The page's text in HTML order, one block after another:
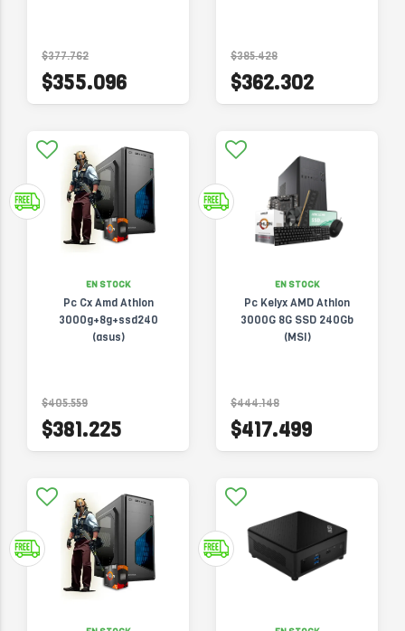
$377.762
$355.096
$385.428
$362.302
EN STOCK
Pc Cx Amd Athlon
3000g+8g+ssd240
(asus)
$405.559
$381.225
EN STOCK
Pc Kelyx AMD Athlon
3000G 8G SSD 240Gb
(MSI)
$444.148
$417.499